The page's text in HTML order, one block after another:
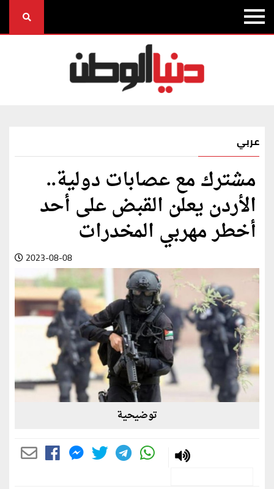
عربي
مشترك مع عصابات دولية..
الأردن يعلن القبض على أحد
أخطر مهربي المخدرات
2023-08-08
توضيحية